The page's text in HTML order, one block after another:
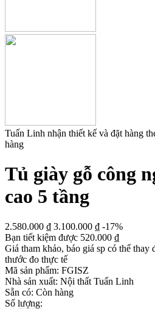
Tuấn Linh nhận thiết kế và đặt hàng
hàng
Tủ giày gỗ công
cao 5 tầng
2.580.000 ₫ 3.100.000 ₫ -17%
Bạn tiết kiệm được 520.000 ₫
Giá tham khảo, báo giá sp có thể thay
thước đo thực tế
Mã sản phẩm: FGISZ
Nhà sản xuất: Nội thất Tuấn Linh
Sẵn có: Còn hàng
Số lượng: